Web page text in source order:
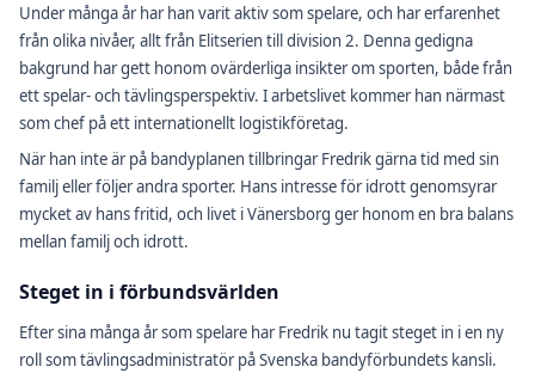
Under många år har han varit aktiv som spelare, och har erfarenhet
från olika nivåer, allt från Elitserien till division 2. Denna gedigna
bakgrund har gett honom ovärderliga insikter om sporten, både från
ett spelar- och tävlingsperspektiv. I arbetslivet kommer han närmast
som chef på ett internationellt logistikföretag.
När han inte är på bandyplanen tillbringar Fredrik gärna tid med sin
familj eller följer andra sporter. Hans intresse för idrott genomsyrar
mycket av hans fritid, och livet i Vänersborg ger honom en bra balans
mellan familj och idrott.
Steget in i förbundsvärlden
Efter sina många år som spelare har Fredrik nu tagit steget in i en ny
roll som tävlingsadministratör på Svenska bandyförbundets kansli.